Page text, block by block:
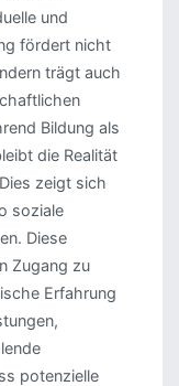
und
fördert nicht
trägt auch
Bildung als
die Realität
zeigt sich
soziale
Diese
Zugang zu
Erfahrung
potenzielle